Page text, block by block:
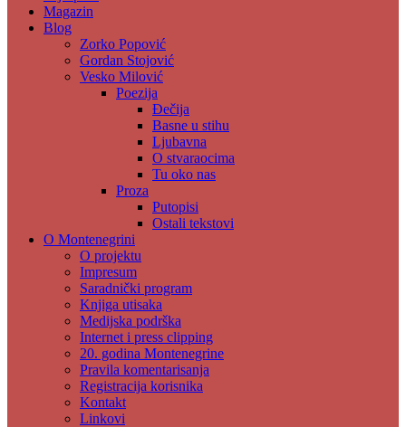
Magazin
Blog
Zorko Popović
Gordan Stojović
Vesko Milović
Poezija
Đečija
Basne u stihu
Ljubavna
O stvaraocima
Tu oko nas
Proza
Putopisi
Ostali tekstovi
O Montenegrini
O projektu
Impresum
Saradnički program
Knjiga utisaka
Medijska podrška
Internet i press clipping
20. godina Montenegrine
Pravila komentarisanja
Registracija korisnika
Kontakt
Linkovi